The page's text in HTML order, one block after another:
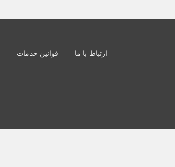
ارتباط با ما قوانین خدمات